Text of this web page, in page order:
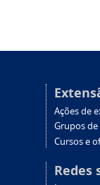
Ações de
Grupos
Cursos e
Redes